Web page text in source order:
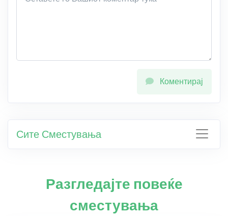
Коментирај
Сите Сместувања
Разгледајте повеќе
сместувања